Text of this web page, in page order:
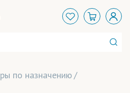
по назначению